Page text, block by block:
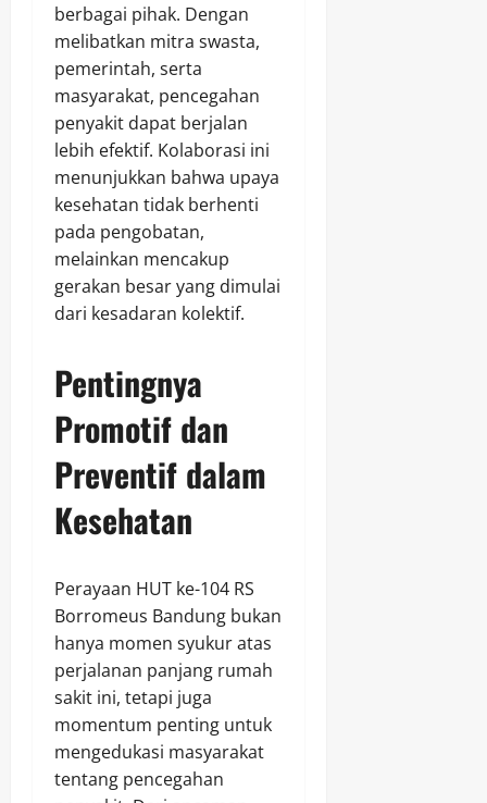
berbagai pihak. Dengan
melibatkan mitra swasta,
pemerintah, serta
masyarakat, pencegahan
penyakit dapat berjalan
lebih efektif. Kolaborasi ini
menunjukkan bahwa upaya
kesehatan tidak berhenti
pada pengobatan,
melainkan mencakup
gerakan besar yang dimulai
dari kesadaran kolektif.
Pentingnya
Promotif dan
Preventif dalam
Kesehatan
Perayaan HUT ke-104 RS
Borromeus Bandung bukan
hanya momen syukur atas
perjalanan panjang rumah
sakit ini, tetapi juga
momentum penting untuk
mengedukasi masyarakat
tentang pencegahan